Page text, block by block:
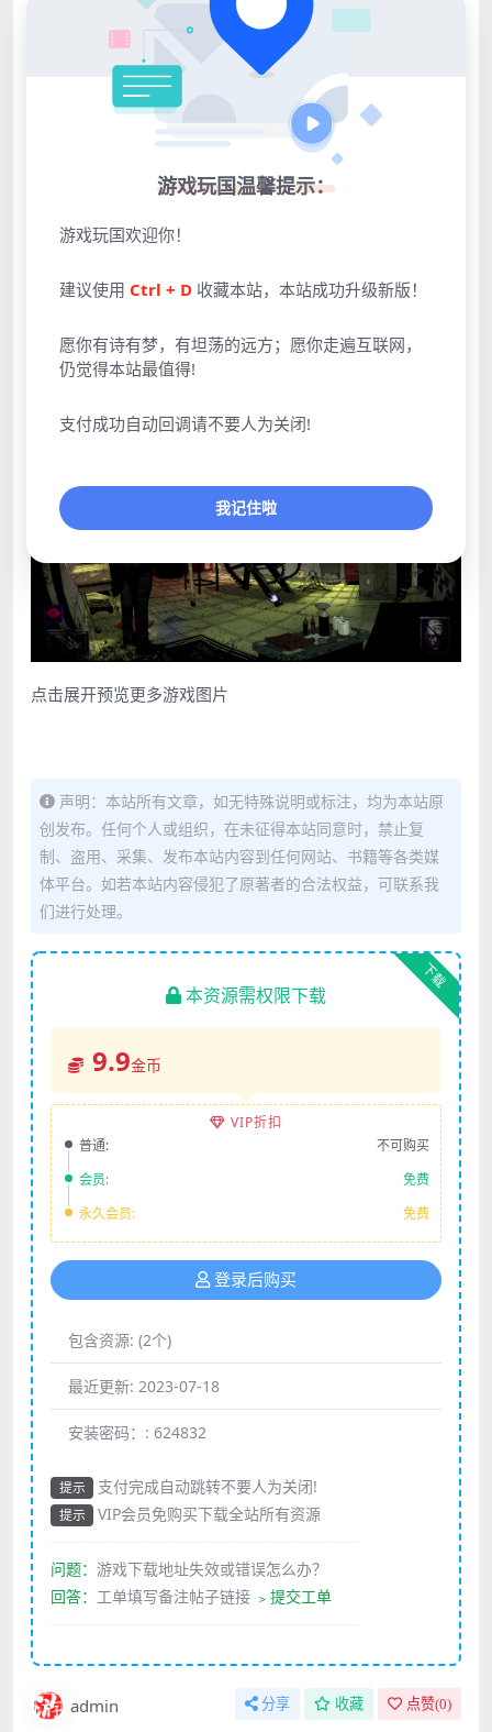
点击展开预览更多游戏图片
声明：本站所有文章，如无特殊说明或标注，均为本站原
创发布。任何个人或组织，在未征得本站同意时，禁止复
制、盗用、采集、发布本站内容到任何网站、书籍等各类媒
体平台。如若本站内容侵犯了原著者的合法权益，可联系我
们进行处理。
下载
本资源需权限下载
9.9金币
VIP折扣
普通:
不可购买
会员:
免费
永久会员:
免费
登录后购买
包含资源: (2个)
最近更新: 2023-07-18
安装密码：: 624832
提示 支付完成自动跳转不要人为关闭!
提示
VIP会员免购买下载全站所有资源
问题： 游戏下载地址失效或错误怎么办？
回答： 工单填写备注帖子链接 ﹥提交工单
admin 分享 收藏 点赞(0)
游戏玩国温馨提示：
游戏玩国欢迎你！
建议使用 Ctrl + D 收藏本站，本站成功升级新版！
愿你有诗有梦，有坦荡的远方；愿你走遍互联网，
仍觉得本站最值得!
支付成功自动回调请不要人为关闭!
我记住啦